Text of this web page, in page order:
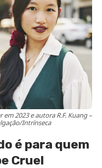
2023 e autora R.F. Kuang –
Intrínseca
é para quem
Cruel